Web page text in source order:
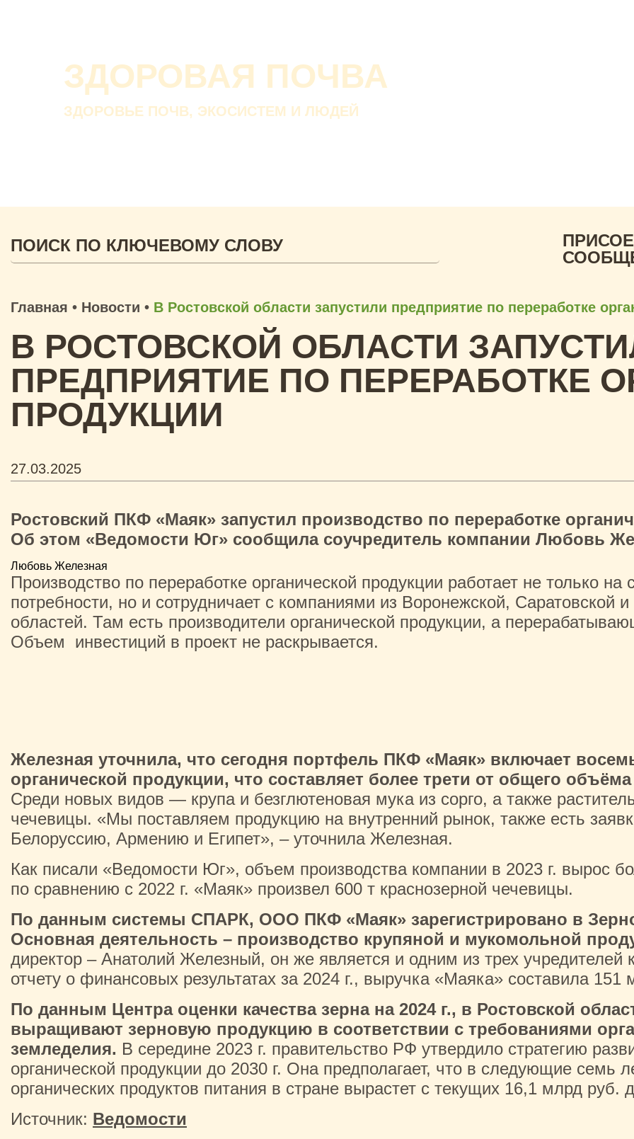
ЗДОРОВАЯ ПОЧВА
ЗДОРОВЬЕ ПОЧВ, ЭКОСИСТЕМ И ЛЮДЕЙ
Главная • Новости • В Ростовской области запустили предприятие по переработке
В РОСТОВСКОЙ ОБЛАСТИ
ПРЕДПРИЯТИЕ ПО ПЕРЕРАБОТКЕ
ПРОДУКЦИИ
27.03.2025
Ростовский ПКФ «Маяк» запустил производство по переработке
Об этом «Ведомости Юг» сообщила соучредитель компании Любовь
Любовь Железная
Производство по переработке органической продукции работает не только на
потребности, но и сотрудничает с компаниями из Воронежской, Саратовской
областей. Там есть производители органической продукции, а
Объем инвестиций в проект не раскрывается.
Железная уточнила, что сегодня портфель ПКФ «Маяк» включает
органической продукции, что составляет более трети от общего
Среди новых видов — крупа и безглютеновая мука из сорго, а также
чечевицы. «Мы поставляем продукцию на внутренний рынок, также есть
Белоруссию, Армению и Египет», – уточнила Железная.
Как писали «Ведомости Юг», объем производства компании в 2023 г. вырос
по сравнению с 2022 г. «Маяк» произвел 600 т краснозерной чечевицы.
По данным системы СПАРК, ООО ПКФ «Маяк» зарегистрировано в
Основная деятельность – производство крупяной и мукомольной
директор – Анатолий Железный, он же является и одним из трех учредителей
отчету о финансовых результатах за 2024 г., выручка «Маяка» составила 151
По данным Центра оценки качества зерна на 2024 г., в Ростовской
выращивают зерновую продукцию в соответствии с требованиями
земледелия. В середине 2023 г. правительство РФ утвердило стратегию
органической продукции до 2030 г. Она предполагает, что в следующие семь
органических продуктов питания в стране вырастет с текущих 16,1 млрд руб.
Источник: Ведомости